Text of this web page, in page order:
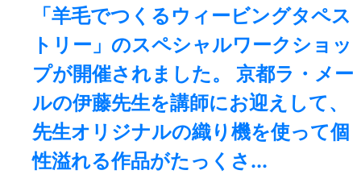
「羊毛でつくるウィービングタペス
トリー」のスペシャルワークショッ
プが開催されました。 京都ラ・メー
ルの伊藤先生を講師にお迎えして、
先生オリジナルの織り機を使って個
性溢れる作品がたっくさ...